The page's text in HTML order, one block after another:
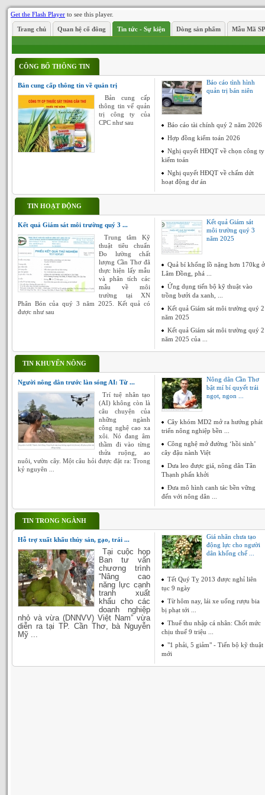
Get the Flash Player to see this player.
Trang chủ Quan hệ cổ đông Tin tức - Sự kiện Dòng sản phẩm Mẫu Mã SP
CÔNG BỐ THÔNG TIN
Bản cung cấp thông tin về quản trị
Bản cung cấp
thông tin vế quản
trị công ty của
CPC như sau
Báo cáo tình hình
quản trị bán niên
Báo cáo tài chính quý 2 năm 2026
Hợp đồng kiểm toán 2026
Nghị quyết HĐQT về chọn công ty
kiểm toán
Nghị quyết HĐQT về chấm dứt
hoạt động dư án
TIN HOẠT ĐỘNG
Kết quả Giám sát môi trường quý 3 ...
Trung tâm Kỹ
thuật tiêu chuẩn
Đo lường chất
lượng Cần Thơ đã
thực hiện lấy mẫu
và phân tích các
mẫu về môi
trường tại XN
Phân Bón của quý 3 năm 2025. Kết quả có
được như sau
Kết quả Giám sát
môi trường quý 3
năm 2025
Quả bí khổng lồ nặng hơn 170kg ở
Lâm Đồng, phá ...
Ứng dụng tiến bộ kỹ thuật vào
trồng bưởi da xanh, ...
Kết quả Giám sát môi trường quý 2
năm 2025
Kết quả Giám sát môi trường quý 2
năm 2025 của ...
TIN KHUYẾN NÔNG
Người nông dân trước làn sóng AI: Từ ...
Trí tuệ nhân tạo
(AI) không còn là
câu chuyện của
những ngành
công nghệ cao xa
xôi. Nó đang âm
thầm đi vào từng
thửa ruộng, ao
nuôi, vườn cây. Một câu hỏi được đặt ra: Trong
kỷ nguyên ...
Nông dân Cần Thơ
bật mí bí quyết trái
ngọt, ngon ...
Cây khóm MD2 mở ra hướng phát
triển nông nghiệp bền ...
Công nghệ mở đường ‘hồi sinh’
cây đậu nành Việt
Dưa leo được giá, nông dân Tân
Thạnh phấn khởi
Đưa mô hình canh tác bền vững
đến với nông dân ...
TIN TRONG NGÀNH
Hỗ trợ xuất khẩu thủy sản, gạo, trái ...
Tại cuộc họp
Ban tư vấn
chương trình
“Nâng cao
năng lực cạnh
tranh xuất
khẩu cho các
doanh nghiệp
nhỏ và vừa (DNNVV) Việt Nam” vừa
diễn ra tại TP. Cần Thơ, bà Nguyễn
Mỹ ...
Giá nhãn chưa tạo
động lực cho người
dân khống chế ...
Tết Quý Tỵ 2013 được nghỉ liên
tục 9 ngày
Từ hôm nay, lái xe uống rượu bia
bị phạt tới ...
Thuế thu nhập cá nhân: Chốt mức
chịu thuế 9 triệu ...
"1 phải, 5 giảm" - Tiến bộ kỹ thuật
mới